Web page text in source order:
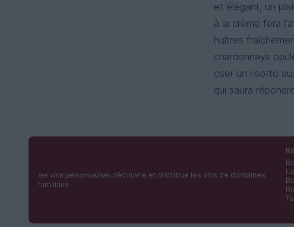
et élégant, un
à la crème fera
huîtres
chardonnays
oser un risotto
qui saura
les vins personnalisésdécouvre et distribue les vins de domaines
familiaux